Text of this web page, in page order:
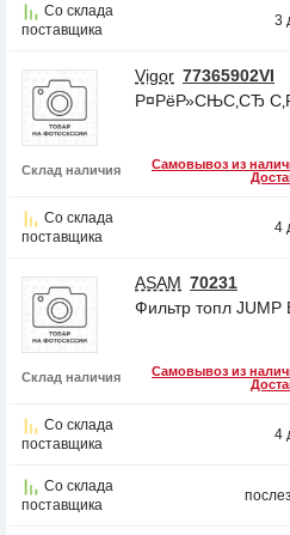
Со склада
поставщика
3
Vigor 77365902VI
Р¤РёР»СЊС‚СЂ
Склад наличия
Самовывоз из
Со склада
поставщика
4
ASAM 70231
Фильтр топл JUMP
Склад наличия
Самовывоз из
Со склада
поставщика
4
Со склада
поставщика